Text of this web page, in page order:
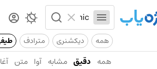
همه دیکشنری مترادف
همه دقیق مشابه آوا متن